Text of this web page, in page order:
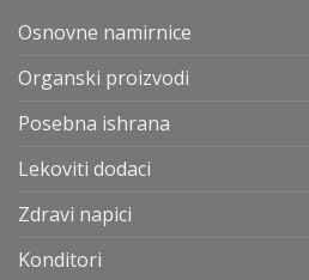
Osnovne namirnice
Organski proizvodi
Posebna ishrana
Lekoviti dodaci
Zdravi napici
Konditori